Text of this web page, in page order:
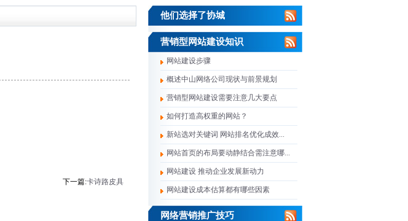
下一篇:卡诗路皮具
他们选择了协城
营销型网站建设知识
网站建设步骤
概述中山网络公司现状与前景规划
营销型网站建设需要注意几大要点
如何打造高权重的网站？
新站选对关键词 网站排名优化成效...
网站首页的布局要动静结合需注意哪...
网站建设 推动企业发展新动力
网站建设成本估算都有哪些因素
网络营销推广技巧